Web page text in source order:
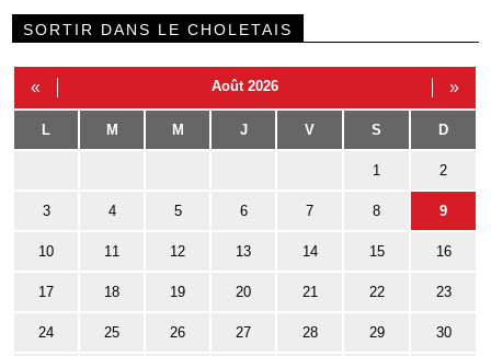
SORTIR DANS LE CHOLETAIS
« Août 2026 »
L M M J V S D
1 2
3 4 5 6 7 8 9
10 11 12 13 14 15 16
17 18 19 20 21 22 23
24 25 26 27 28 29 30